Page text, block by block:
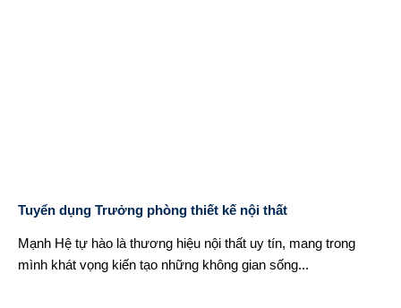
Tuyển dụng Trưởng phòng thiết kế nội thất
Mạnh Hệ tự hào là thương hiệu nội thất uy tín, mang trong
mình khát vọng kiến tạo những không gian sống...